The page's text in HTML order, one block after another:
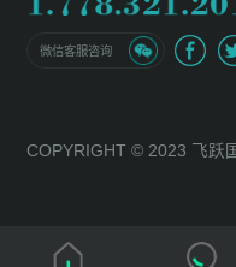
微信客服咨询
COPYRIGHT © 2023 飞跃